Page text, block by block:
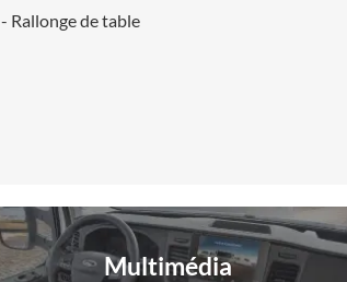
- Rallonge de table
Multimédia